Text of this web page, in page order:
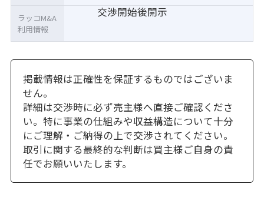
交渉開始後開示
ラッコM&A
利用情報
掲載情報は正確性を保証するものではございま
せん。
詳細は交渉時に必ず売主様へ直接ご確認くださ
い。特に事業の仕組みや収益構造について十分
にご理解・ご納得の上で交渉されてください。
取引に関する最終的な判断は買主様ご自身の責
任でお願いいたします。